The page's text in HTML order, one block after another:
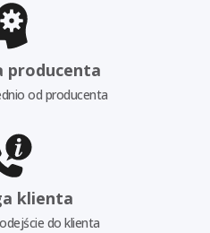
producenta
od producenta
klienta
do klienta